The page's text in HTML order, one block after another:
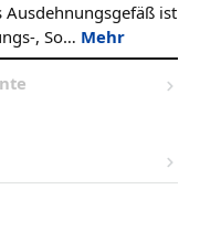
ist
, So… Mehr